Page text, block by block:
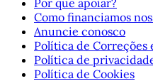
Por que apoiar?
Como financiamos
Anuncie conosco
Política de Correções
Política de
Política de Cookies